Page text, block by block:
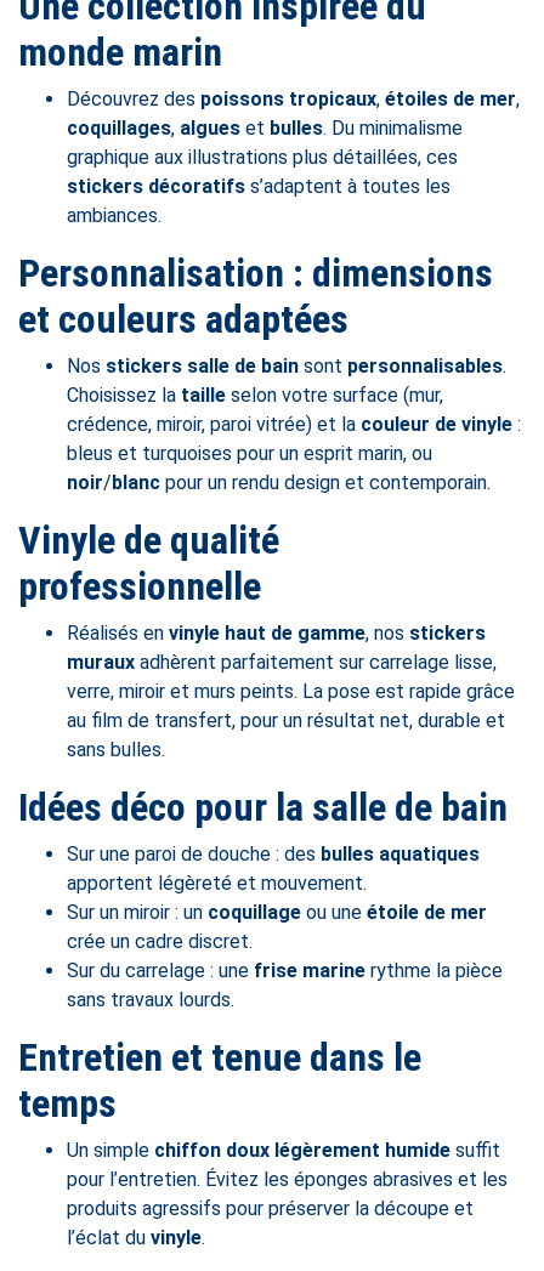
monde marin
Découvrez des poissons tropicaux, étoiles de mer,
coquillages, algues et bulles. Du minimalisme
graphique aux illustrations plus détaillées, ces
stickers décoratifs s’adaptent à toutes les
ambiances.
Personnalisation : dimensions
et couleurs adaptées
Nos stickers salle de bain sont personnalisables.
Choisissez la taille selon votre surface (mur,
crédence, miroir, paroi vitrée) et la couleur de vinyle :
bleus et turquoises pour un esprit marin, ou
noir/blanc pour un rendu design et contemporain.
Vinyle de qualité
professionnelle
Réalisés en vinyle haut de gamme, nos stickers
muraux adhèrent parfaitement sur carrelage lisse,
verre, miroir et murs peints. La pose est rapide grâce
au film de transfert, pour un résultat net, durable et
sans bulles.
Idées déco pour la salle de bain
Sur une paroi de douche : des bulles aquatiques
apportent légèreté et mouvement.
Sur un miroir : un coquillage ou une étoile de mer
crée un cadre discret.
Sur du carrelage : une frise marine rythme la pièce
sans travaux lourds.
Entretien et tenue dans le
temps
Un simple chiffon doux légèrement humide suffit
pour l’entretien. Évitez les éponges abrasives et les
produits agressifs pour préserver la découpe et
l’éclat du vinyle.